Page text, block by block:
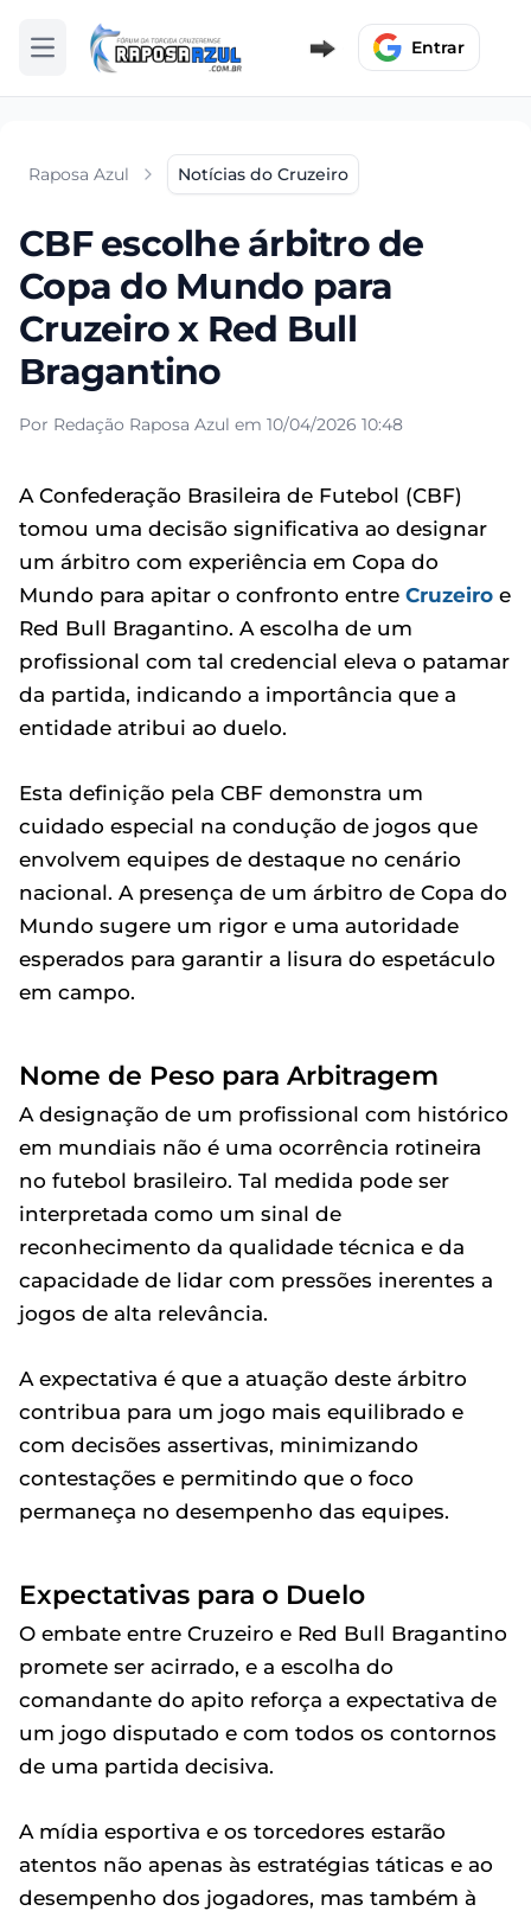
Abrir menu Entrar
Raposa Azul Notícias do Cruzeiro
CBF escolhe árbitro de
Copa do Mundo para
Cruzeiro x Red Bull
Bragantino
Por Redação Raposa Azul em 10/04/2026 10:48
A Confederação Brasileira de Futebol (CBF)
tomou uma decisão significativa ao designar
um árbitro com experiência em Copa do
Mundo para apitar o confronto entre Cruzeiro e
Red Bull Bragantino. A escolha de um
profissional com tal credencial eleva o patamar
da partida, indicando a importância que a
entidade atribui ao duelo.
Esta definição pela CBF demonstra um
cuidado especial na condução de jogos que
envolvem equipes de destaque no cenário
nacional. A presença de um árbitro de Copa do
Mundo sugere um rigor e uma autoridade
esperados para garantir a lisura do espetáculo
em campo.
Nome de Peso para Arbitragem
A designação de um profissional com histórico
em mundiais não é uma ocorrência rotineira
no futebol brasileiro. Tal medida pode ser
interpretada como um sinal de
reconhecimento da qualidade técnica e da
capacidade de lidar com pressões inerentes a
jogos de alta relevância.
A expectativa é que a atuação deste árbitro
contribua para um jogo mais equilibrado e
com decisões assertivas, minimizando
contestações e permitindo que o foco
permaneça no desempenho das equipes.
Expectativas para o Duelo
O embate entre Cruzeiro e Red Bull Bragantino
promete ser acirrado, e a escolha do
comandante do apito reforça a expectativa de
um jogo disputado e com todos os contornos
de uma partida decisiva.
A mídia esportiva e os torcedores estarão
atentos não apenas às estratégias táticas e ao
desempenho dos jogadores, mas também à